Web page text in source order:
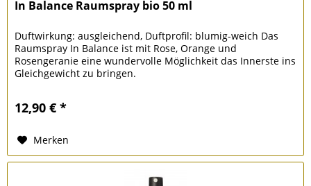
In Balance Raumspray bio 50 ml
Duftwirkung: ausgleichend, Duftprofil: blumig-weich Das
Raumspray In Balance ist mit Rose, Orange und
Rosengeranie eine wundervolle Möglichkeit das Innerste ins
Gleichgewicht zu bringen.
12,90 € *
Merken